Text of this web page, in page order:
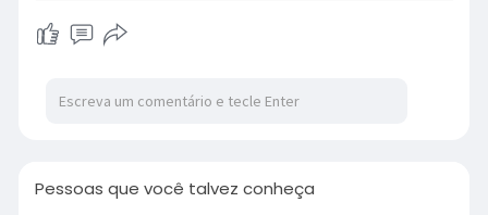
Pessoas que você talvez conheça